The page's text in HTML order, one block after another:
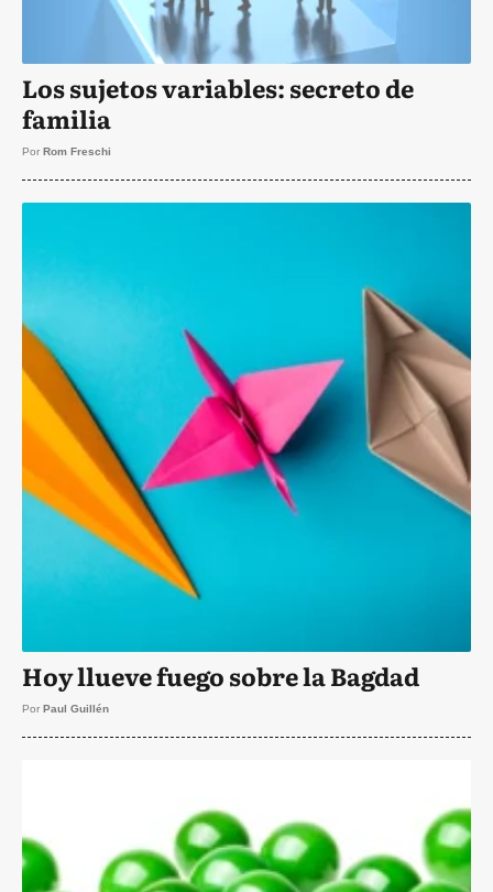
Los sujetos variables: secreto de
familia
Por Rom Freschi
Hoy llueve fuego sobre la Bagdad
Por Paul Guillén